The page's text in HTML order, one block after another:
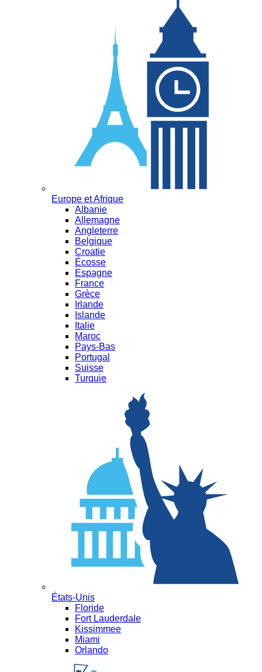
Europe et Afrique
Albanie
Allemagne
Angleterre
Belgique
Croatie
Écosse
Espagne
France
Grèce
Irlande
Islande
Italie
Maroc
Pays-Bas
Portugal
Suisse
Turquie
États-Unis
Floride
Fort Lauderdale
Kissimmee
Miami
Orlando